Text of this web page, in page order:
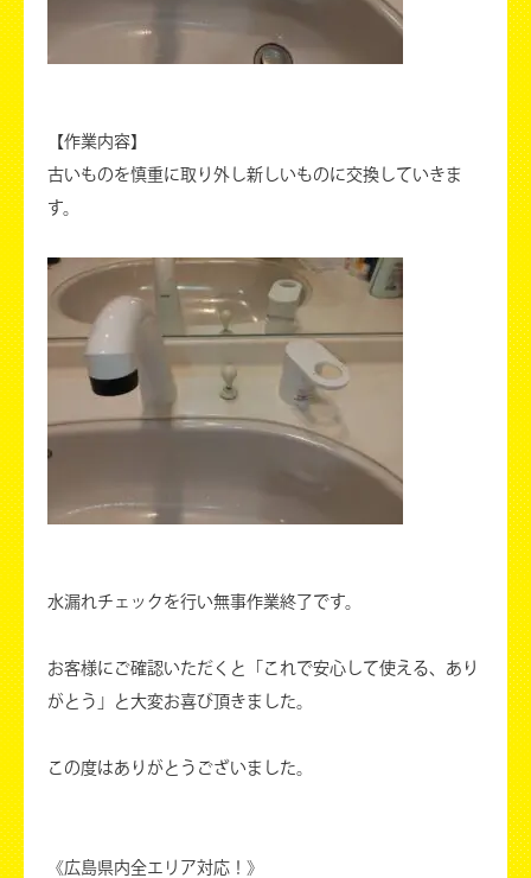
【作業内容】
古いものを慎重に取り外し新しいものに交換していきま
す。
水漏れチェックを行い無事作業終了です。
お客様にご確認いただくと「これで安心して使える、あり
がとう」と大変お喜び頂きました。
この度はありがとうございました。
《広島県内全エリア対応！》